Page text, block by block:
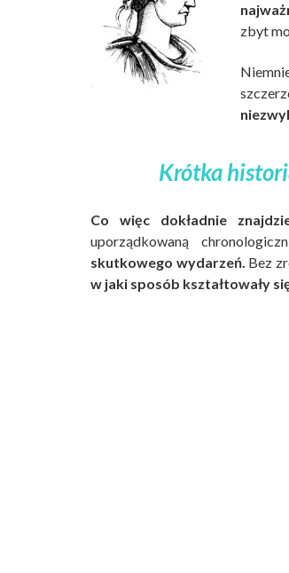
zbyt
Krótka
Co więc dokładnie
uporządkowaną
skutkowego wydarzeń. Bez
w jaki sposób kształtowały